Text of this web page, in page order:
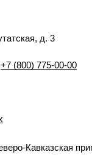
д. 3
+7 (800) 775-00-00
Кавказская